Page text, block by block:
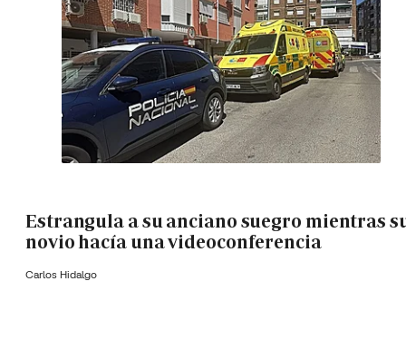
Estrangula a su anciano suegro mientras
novio hacía una videoconferencia
Carlos Hidalgo